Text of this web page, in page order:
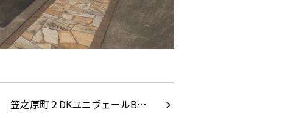
笠之原町２DKユニヴェールB…